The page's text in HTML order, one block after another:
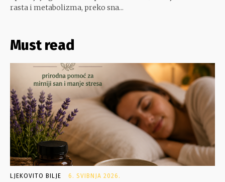
rasta i metabolizma, preko sna...
Must read
LJEKOVITO BILJE 6. SVIBNJA 2026.